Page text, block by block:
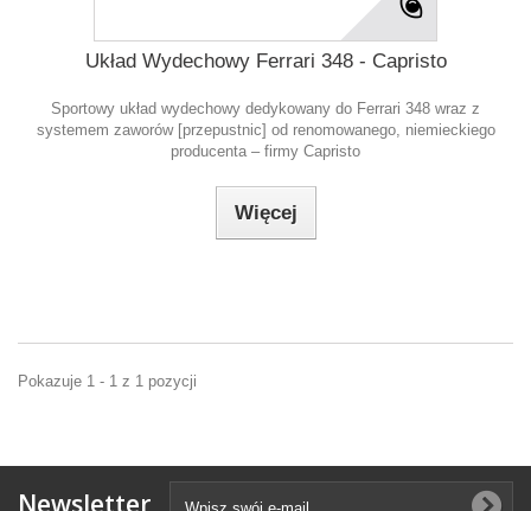
Układ Wydechowy Ferrari 348 - Capristo
Sportowy układ wydechowy dedykowany do Ferrari 348 wraz z
systemem zaworów [przepustnic] od renomowanego, niemieckiego
producenta – firmy Capristo
Więcej
Pokazuje 1 - 1 z 1 pozycji
Newsletter